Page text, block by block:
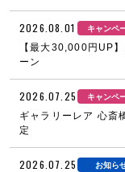
2026.08.01 キャンペ
【最大30,000円UP
ーン
2026.07.25 キャンペ
ギャラリーレア 心斎
定
2026.07.25 お知ら